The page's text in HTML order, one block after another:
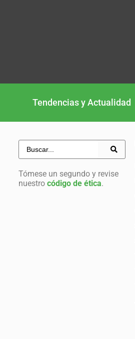
Tendencias y Actualidad
Tómese un segundo y revise
nuestro código de ética.